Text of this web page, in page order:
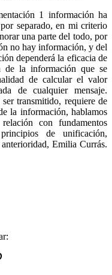
1
información ha
separado, en mi criterio
una parte del todo, por
no hay información, y del
dependerá la eficacia de
de la información que se
de calcular el valor
de cualquier mensaje.
transmitido, requiere de
la información, hablamos
con fundamentos
de unificación,
Emilia Currás.